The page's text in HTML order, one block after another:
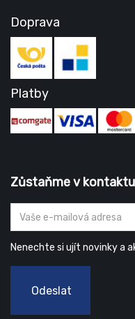
Doprava
Platby
Zůstaňme v
Nenechte si ujít novinky a
Odeslat